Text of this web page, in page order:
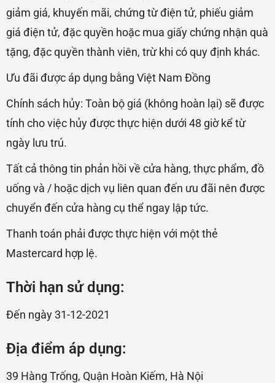
giảm giá, khuyến mãi, chứng từ điện tử, phiếu giảm
giá điện tử, đặc quyền hoặc mua giấy chứng nhận quà
tặng, đặc quyền thành viên, trừ khi có quy định khác.
Ưu đãi được áp dụng bằng Việt Nam Đồng
Chính sách hủy: Toàn bộ giá (không hoàn lại) sẽ được
tính cho việc hủy được thực hiện dưới 48 giờ kể từ
ngày lưu trú.
Tất cả thông tin phản hồi về cửa hàng, thực phẩm, đồ
uống và / hoặc dịch vụ liên quan đến ưu đãi nên được
chuyển đến cửa hàng cụ thể ngay lập tức.
Thanh toán phải được thực hiện với một thẻ
Mastercard hợp lệ.
Thời hạn sử dụng:
Đến ngày 31-12-2021
Địa điểm áp dụng:
39 Hàng Trống, Quận Hoàn Kiếm, Hà Nội